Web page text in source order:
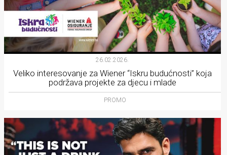
26.02.2026.
Veliko interesovanje za Wiener “Iskru budućnosti” koja
podržava projekte za djecu i mlade
PROMO